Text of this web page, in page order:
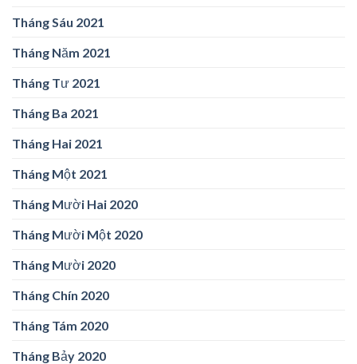
Tháng Sáu 2021
Tháng Năm 2021
Tháng Tư 2021
Tháng Ba 2021
Tháng Hai 2021
Tháng Một 2021
Tháng Mười Hai 2020
Tháng Mười Một 2020
Tháng Mười 2020
Tháng Chín 2020
Tháng Tám 2020
Tháng Bảy 2020